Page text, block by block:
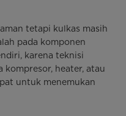
tetapi kulkas masih
pada komponen
karena teknisi
kompresor, heater, atau
untuk menemukan